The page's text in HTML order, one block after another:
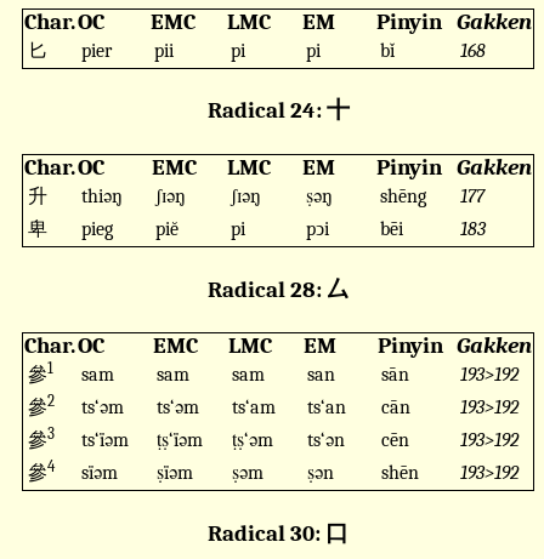
Char.OC EMC LMC EM Pinyin Gakken
匕 pier pii pi pi bǐ 168
Radical 24: 十
Char.OC EMC LMC EM Pinyin Gakken
升 thiəŋ ʃɪəŋ ʃɪəŋ ṣəŋ shēng
177
卑
pieg piĕ pi pↄi bēi 183
Radical 28: 厶
Char.OC EMC LMC EM Pinyin Gakken
參1 sam sam sam san sān
193>192
參2 ts‘əm ts‘əm ts‘am ts‘an cān
193>192
參3 ts‘ïəm ṭṣ‘ïəm ṭṣ‘əm ts‘ən cēn
193>192
參4 sïəm ṣïəm ṣəm ṣən shēn 193>192
Radical 30: 口